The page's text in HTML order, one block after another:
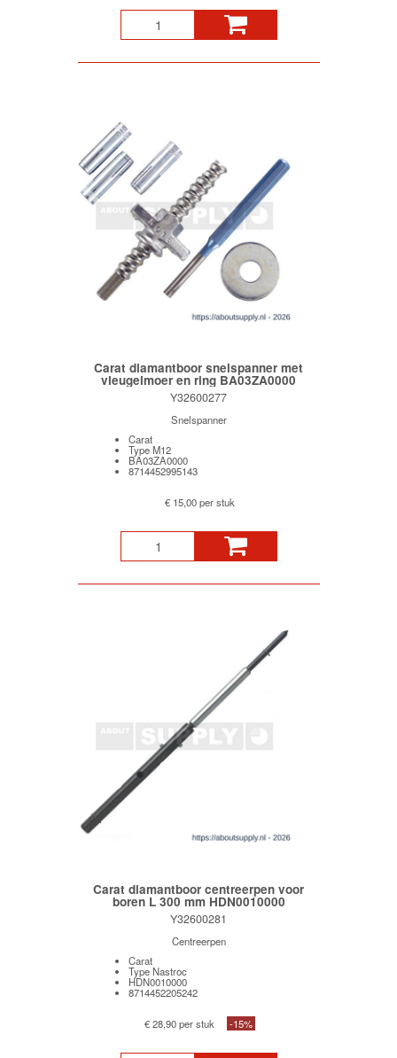
Carat diamantboor snelspanner met
vleugelmoer en ring BA03ZA0000
Y32600277
Snelspanner
Carat
Type M12
BA03ZA0000
8714452995143
€ 15,00 per stuk
Carat diamantboor centreerpen voor
boren L 300 mm HDN0010000
Y32600281
Centreerpen
Carat
Type Nastroc
HDN0010000
8714452205242
€ 28,90 per stuk -15%